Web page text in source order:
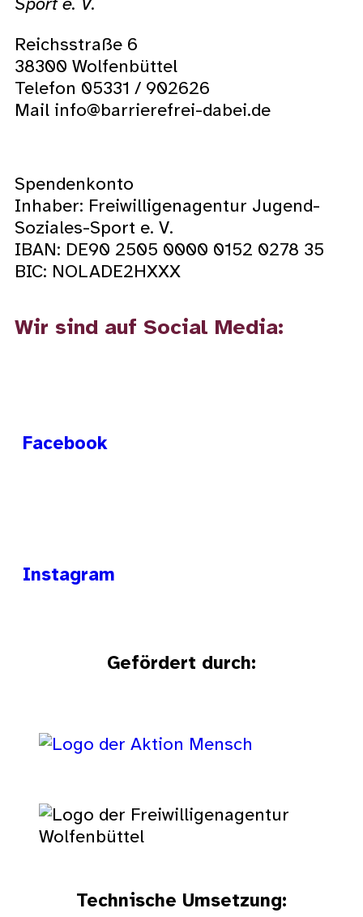
Reichsstraße 6
38300 Wolfenbüttel
Telefon 05331 / 902626
Mail info@barrierefrei-dabei.de
Spendenkonto
Inhaber: Freiwilligenagentur Jugend-
Soziales-Sport e. V.
IBAN: DE90 2505 0000 0152 0278 35
BIC: NOLADE2HXXX
Wir sind auf Social Media:
Facebook
Instagram
Gefördert durch:
Technische Umsetzung: